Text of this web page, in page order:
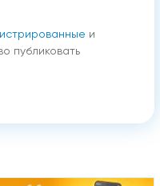
и
публиковать